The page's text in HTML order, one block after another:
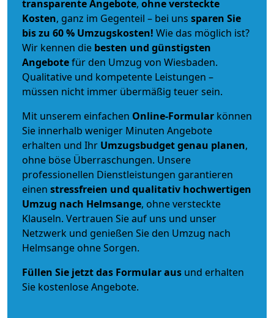
transparente Angebote, ohne versteckte
Kosten, ganz im Gegenteil – bei uns sparen Sie
bis zu 60 % Umzugskosten! Wie das möglich ist?
Wir kennen die besten und günstigsten
Angebotefür den Umzug von Wiesbaden.
Qualitative und kompetente Leistungen –
müssen nicht immer übermäßig teuer sein.
Mit unserem einfachen Online-Formular können
Sie innerhalb weniger Minuten Angebote
erhalten und Ihr Umzugsbudgetgenau planen,
ohne böse Überraschungen. Unsere
professionellen Dienstleistungen garantieren
einen stressfreien und qualitativ hochwertigen
Umzug nach Helmsange, ohne versteckte
Klauseln. Vertrauen Sie auf uns und unser
Netzwerk und genießen Sie den Umzug nach
Helmsange ohne Sorgen.
Füllen Sie jetzt das Formular aus und erhalten
Sie kostenlose Angebote.